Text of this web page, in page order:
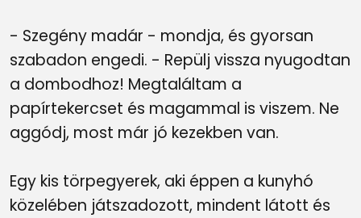
- Szegény madár - mondja, és gyorsan
szabadon engedi. - Repülj vissza nyugodtan
a dombodhoz! Megtaláltam a
papírtekercset és magammal is viszem. Ne
aggódj, most már jó kezekben van.
Egy kis törpegyerek, aki éppen a kunyhó
közelében játszadozott, mindent látott és